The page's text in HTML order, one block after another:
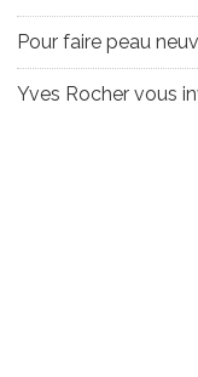
Pour faire peau
Yves Rocher vous